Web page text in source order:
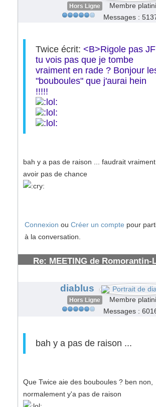
Hors Ligne
Membre
Messages :
Twice écrit: <B>Rigole pas
tu vois pas que je tombe
vraiment en rade ? Bonjour
"bouboules" que j'aurai hein
!!!!!
bah y a pas de raison ... faudrait vraiment
avoir pas de chance
Connexion ou Créer un compte pour
à la conversation.
Re: MEETING de Romorantin-
diablus
Hors Ligne
Membre
Messages :
bah y a pas de raison ...
Que Twice aie des bouboules ? ben non,
normalement y'a pas de raison